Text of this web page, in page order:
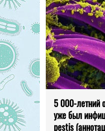
5 000-летний
уже был
pestis